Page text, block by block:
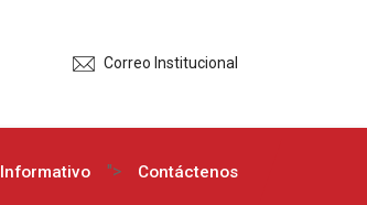
Correo Institucional
Informativo "> Contáctenos